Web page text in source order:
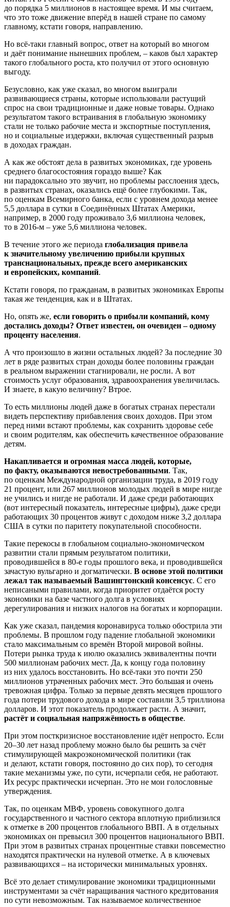
до порядка 5 миллионов в настоящее время. И мы считаем,
что это тоже движение вперёд в нашей стране по самому
главному, кстати говоря, направлению.
Но всё-таки главный вопрос, ответ на который во многом
и даёт понимание нынешних проблем, – каков был характер
такого глобального роста, кто получил от этого основную
выгоду.
Безусловно, как уже сказал, во многом выиграли
развивающиеся страны, которые использовали растущий
спрос на свои традиционные и даже новые товары. Однако
результатом такого встраивания в глобальную экономику
стали не только рабочие места и экспортные поступления,
но и социальные издержки, включая существенный разрыв
в доходах граждан.
А как же обстоят дела в развитых экономиках, где уровень
среднего благосостояния гораздо выше? Как
ни парадоксально это звучит, но проблемы расслоения здесь,
в развитых странах, оказались ещё более глубокими. Так,
по оценкам Всемирного банка, если с уровнем дохода менее
5,5 доллара в сутки в Соединённых Штатах Америки,
например, в 2000 году проживало 3,6 миллиона человек,
то в 2016-м – уже 5,6 миллиона человек.
В течение этого же периода глобализация привела
к значительному увеличению прибыли крупных
транснациональных, прежде всего американских
и европейских, компаний.
Кстати говоря, по гражданам, в развитых экономиках Европы
такая же тенденция, как и в Штатах.
Но, опять же, если говорить о прибыли компаний, кому
достались доходы? Ответ известен, он очевиден – одному
проценту населения.
А что произошло в жизни остальных людей? За последние 30
лет в ряде развитых стран доходы более половины граждан
в реальном выражении стагнировали, не росли. А вот
стоимость услуг образования, здравоохранения увеличилась.
И знаете, в какую величину? Втрое.
То есть миллионы людей даже в богатых странах перестали
видеть перспективу прибавления своих доходов. При этом
перед ними встают проблемы, как сохранить здоровье себе
и своим родителям, как обеспечить качественное образование
детям.
Накапливается и огромная масса людей, которые,
по факту, оказываются невостребованными. Так,
по оценкам Международной организации труда, в 2019 году
21 процент, или 267 миллионов молодых людей в мире нигде
не учились и нигде не работали. И даже среди работающих
(вот интересный показатель, интересные цифры), даже среди
работающих 30 процентов живут с доходом ниже 3,2 доллара
США в сутки по паритету покупательной способности.
Такие перекосы в глобальном социально-экономическом
развитии стали прямым результатом политики,
проводившейся в 80-е годы прошлого века, и проводившейся
зачастую вульгарно и догматически. В основе этой политики
лежал так называемый Вашингтонский консенсус. С его
неписаными правилами, когда приоритет отдаётся росту
экономики на базе частного долга в условиях
дерегулирования и низких налогов на богатых и корпорации.
Как уже сказал, пандемия коронавируса только обострила эти
проблемы. В прошлом году падение глобальной экономики
стало максимальным со времён Второй мировой войны.
Потери рынка труда к июлю оказались эквивалентны почти
500 миллионам рабочих мест. Да, к концу года половину
из них удалось восстановить. Но всё-таки это почти 250
миллионов утраченных рабочих мест. Это большая и очень
тревожная цифра. Только за первые девять месяцев прошлого
года потери трудового дохода в мире составили 3,5 триллиона
долларов. И этот показатель продолжает расти. А значит,
растёт и социальная напряжённость в обществе.
При этом посткризисное восстановление идёт непросто. Если
20–30 лет назад проблему можно было бы решить за счёт
стимулирующей макроэкономической политики (так
и делают, кстати говоря, постоянно до сих пор), то сегодня
такие механизмы уже, по сути, исчерпали себя, не работают.
Их ресурс практически исчерпан. Это не мои голословные
утверждения.
Так, по оценкам МВФ, уровень совокупного долга
государственного и частного сектора вплотную приблизился
к отметке в 200 процентов глобального ВВП. А в отдельных
экономиках он превысил 300 процентов национального ВВП.
При этом в развитых странах процентные ставки повсеместно
находятся практически на нулевой отметке. А в ключевых
развивающихся – на исторически минимальных уровнях.
Всё это делает стимулирование экономики традиционными
инструментами за счёт наращивания частного кредитования
по сути невозможным. Так называемое количественное